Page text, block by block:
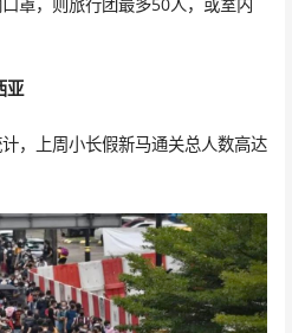
亚
，上周小长假新马通关总人数高达